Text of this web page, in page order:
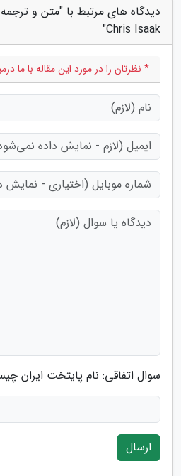
Chris Isaak"
* نظرتان را در مورد این مقاله با ما
سوال اتفاقی: نام پایتخت ایران
ارسال